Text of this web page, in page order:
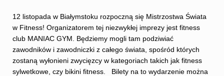
12 listopada w Białymstoku rozpoczną się Mistrzostwa Świata
w Fitness! Organizatorem tej niezwykłej imprezy jest fitness
club MANIAC GYM. Będziemy mogli tam podziwiać
zawodników i zawodniczki z całego świata, spośród których
zostaną wyłonieni zwycięzcy w kategoriach takich jak fitness
sylwetkowe, czy bikini fitness. Bilety na to wydarzenie można